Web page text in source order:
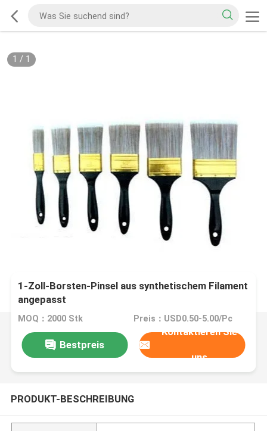
1 / 1
1-Zoll-Borsten-Pinsel aus synthetischem Filament
angepasst
MOQ：2000 Stk Preis：USD0.50-5.00/Pc
Bestpreis
Kontaktieren Sie
uns
PRODUKT-BESCHREIBUNG